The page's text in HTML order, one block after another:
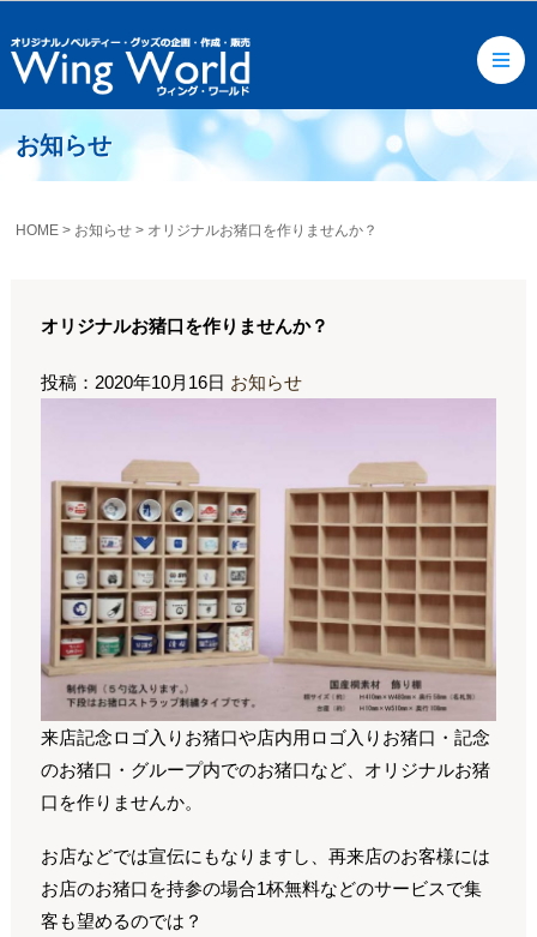
お知らせ
HOME > お知らせ > オリジナルお猪口を作りませんか？
オリジナルお猪口を作りませんか？
投稿：2020年10月16日 お知らせ
来店記念ロゴ入りお猪口や店内用ロゴ入りお猪口・記念
のお猪口・グループ内でのお猪口など、オリジナルお猪
口を作りませんか。
お店などでは宣伝にもなりますし、再来店のお客様には
お店のお猪口を持参の場合1杯無料などのサービスで集
客も望めるのでは？